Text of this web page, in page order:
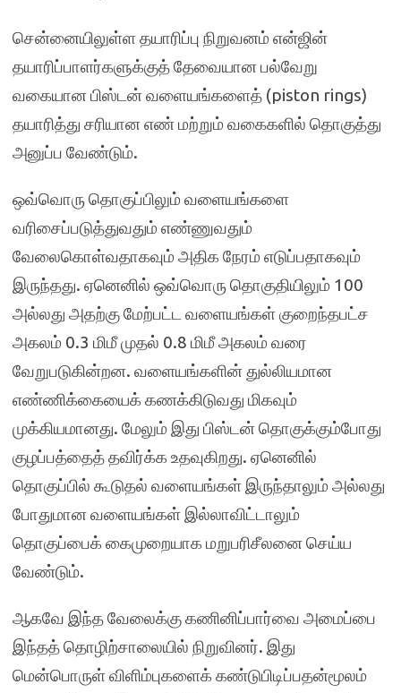
சென்னையிலுள்ள தயாரிப்பு நிறுவனம் என்ஜின்
தயாரிப்பாளர்களுக்குத் தேவையான பல்வேறு
வகையான பிஸ்டன் வளையங்களைத் (piston rings)
தயாரித்து சரியான எண் மற்றும் வகைகளில் தொகுத்து
அனுப்ப வேண்டும்.
ஒவ்வொரு தொகுப்பிலும் வளையங்களை
வரிசைப்படுத்துவதும் எண்ணுவதும்
வேலைகொள்வதாகவும் அதிக நேரம் எடுப்பதாகவும்
இருந்தது. ஏனெனில் ஒவ்வொரு தொகுதியிலும் 100
அல்லது அதற்கு மேற்பட்ட வளையங்கள் குறைந்தபட்ச
அகலம் 0.3 மிமீ முதல் 0.8 மிமீ அகலம் வரை
வேறுபடுகின்றன. வளையங்களின் துல்லியமான
எண்ணிக்கையைக் கணக்கிடுவது மிகவும்
முக்கியமானது. மேலும் இது பிஸ்டன் தொகுக்கும்போது
குழப்பத்தைத் தவிர்க்க உதவுகிறது. ஏனெனில்
தொகுப்பில் கூடுதல் வளையங்கள் இருந்தாலும் அல்லது
போதுமான வளையங்கள் இல்லாவிட்டாலும்
தொகுப்பைக் கைமுறையாக மறுபரிசீலனை செய்ய
வேண்டும்.
ஆகவே இந்த வேலைக்கு கணினிப்பார்வை அமைப்பை
இந்தத் தொழிற்சாலையில் நிறுவினர். இது
மென்பொருள் விளிம்புகளைக் கண்டுபிடிப்பதன்மூலம்